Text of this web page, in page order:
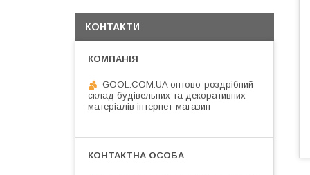
КОНТАКТИ
GOOL.COM.UA оптово-роздрібний
склад будівельних та декоративних
матеріалів інтернет-магазин